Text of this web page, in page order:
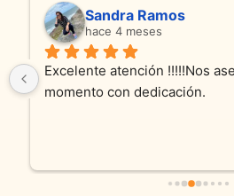
Sandra Ramos
hace 4 meses
Excelente atención !!!!!Nos
momento con dedicación.